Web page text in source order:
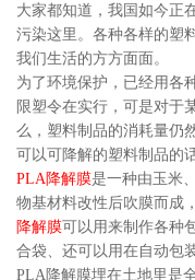
大家都知道，我国如今正
污染这里。各种各样的塑
我们生活的方方面面。
为了环境保护，已经用各
限塑令在实行，可是对于
么，塑料制品的消耗量仍
可以可降解的塑料制品的
PLA降解膜是一种由玉米
物基材料改性后吹膜而成
降解膜可以用来制作各种
合袋、还可以用在自动包
PLA降解膜埋在土地里是全